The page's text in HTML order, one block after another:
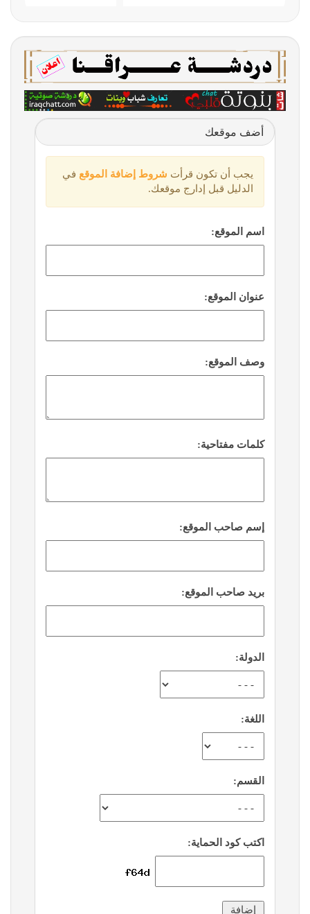
أضف موقعك
يجب أن تكون قرأت شروط إضافة الموقع في
الدليل قبل إدارج موقعك.
اسم الموقع:
عنوان الموقع:
وصف الموقع:
كلمات مفتاحية:
إسم صاحب الموقع:
بريد صاحب الموقع:
الدولة:
اللغة:
القسم:
اكتب كود الحماية: